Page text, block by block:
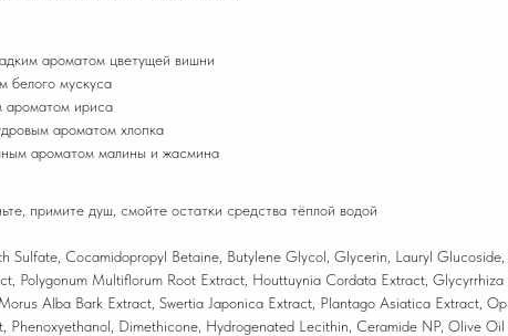
ароматом цветущей вишни
белого мускуса
ароматом ириса
ароматом хлопка
ароматом малины и жасмина
примите душ, смойте остатки средства тёплой водой
Sulfate, Cocamidopropyl Betaine, Butylene Glycol, Glycerin, Lauryl
Polygonum Multiflorum Root Extract, Houttuynia Cordata Extract,
Alba Bark Extract, Swertia Japonica Extract, Plantago Asiatica Extract,
Phenoxyethanol, Dimethicone, Hydrogenated Lecithin, Ceramide NP, Olive